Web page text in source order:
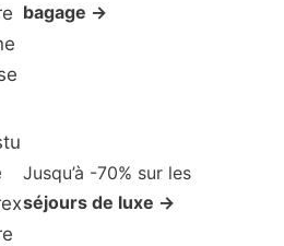
bagage →
Jusqu’à -70% sur les
séjours de luxe →